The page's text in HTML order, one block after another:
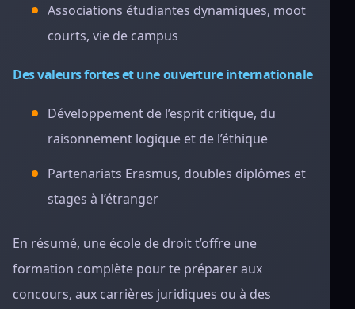
Associations étudiantes dynamiques, moot
courts, vie de campus
Des valeurs fortes et une ouverture internationale
Développement de l’esprit critique, du
raisonnement logique et de l’éthique
Partenariats Erasmus, doubles diplômes et
stages à l’étranger
En résumé, une école de droit t’offre une
formation complète pour te préparer aux
concours, aux carrières juridiques ou à des